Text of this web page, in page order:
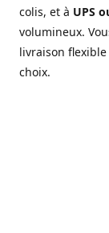
colis, et à UPS
volumineux.
livraison
choix.